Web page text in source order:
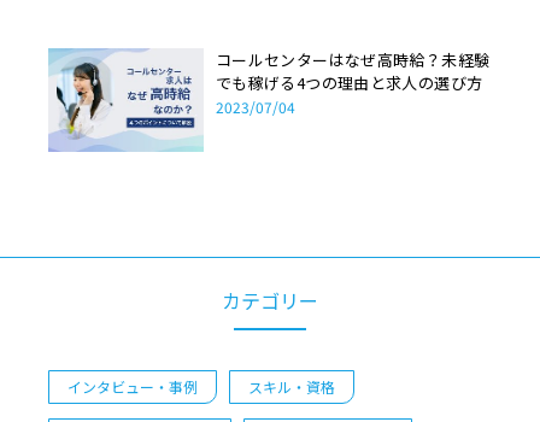
コールセンターはなぜ高時給？未経験
でも稼げる4つの理由と求人の選び方
2023/07/04
カテゴリー
インタビュー・事例 スキル・資格